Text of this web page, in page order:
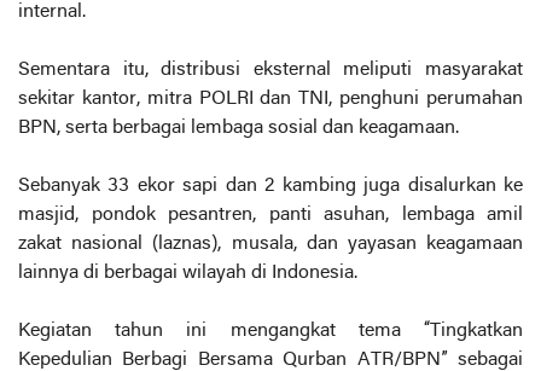
internal.
Sementara itu, distribusi eksternal meliputi masyarakat
sekitar kantor, mitra POLRI dan TNI, penghuni perumahan
BPN, serta berbagai lembaga sosial dan keagamaan.
Sebanyak 33 ekor sapi dan 2 kambing juga disalurkan ke
masjid, pondok pesantren, panti asuhan, lembaga amil
zakat nasional (laznas), musala, dan yayasan keagamaan
lainnya di berbagai wilayah di Indonesia.
Kegiatan tahun ini mengangkat tema “Tingkatkan
Kepedulian Berbagi Bersama Qurban ATR/BPN” sebagai